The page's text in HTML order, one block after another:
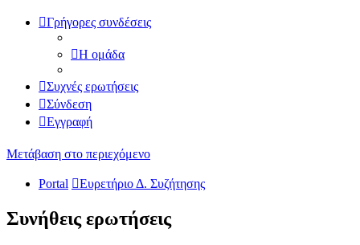
Γρήγορες συνδέσεις
Η ομάδα
Συχνές ερωτήσεις
Σύνδεση
Εγγραφή
Μετάβαση στο περιεχόμενο
Portal Ευρετήριο Δ. Συζήτησης
Συνήθεις ερωτήσεις